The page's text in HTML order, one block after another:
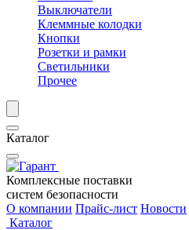
Выключатели
Клеммные колодки
Кнопки
Розетки и рамки
Светильники
Прочее
Каталог
Комплексные поставки
систем безопасности
О компании Прайс-лист Новости
Каталог